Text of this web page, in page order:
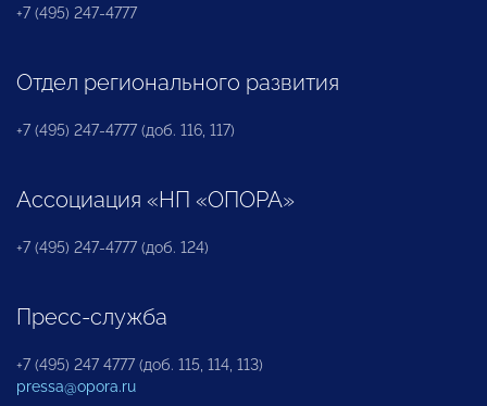
+7 (495) 247-4777
Отдел регионального развития
+7 (495) 247-4777 (доб. 116, 117)
Ассоциация «НП «ОПОРА»
+7 (495) 247-4777 (доб. 124)
Пресс-служба
+7 (495) 247 4777 (доб. 115, 114, 113)
pressa@opora.ru